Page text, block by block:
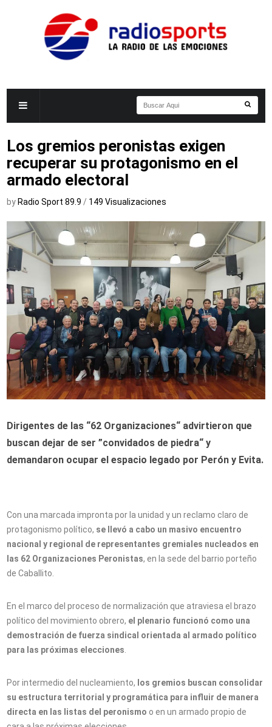
Los gremios peronistas exigen
recuperar su protagonismo en el
armado electoral
by Radio Sport 89.9 / 149 Visualizaciones
Dirigentes de las “62 Organizaciones“ advirtieron que
buscan dejar de ser ”convidados de piedra“ y
demandaron ocupar el espacio legado por Perón y Evita.
Con una marcada impronta por la unidad y un reclamo claro de
protagonismo político, se llevó a cabo un masivo encuentro
nacional y regional de representantes gremiales nucleados en
las 62 Organizaciones Peronistas, en la sede del barrio porteño
de Caballito.
En el marco del proceso de normalización que atraviesa el brazo
político del movimiento obrero, el plenario funcionó como una
demostración de fuerza sindical orientada al armado político
para las próximas elecciones
Por intermedio del nucleamiento, los gremios buscan consolidar
su estructura territorial y programática para influir de manera
directa en las listas del peronismo o en un armado propio de